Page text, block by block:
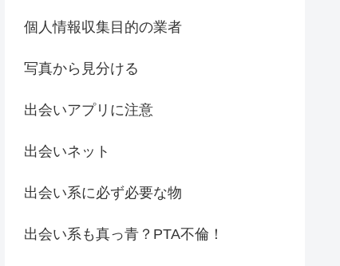
個人情報収集目的の業者
写真から見分ける
出会いアプリに注意
出会いネット
出会い系に必ず必要な物
出会い系も真っ青？PTA不倫！